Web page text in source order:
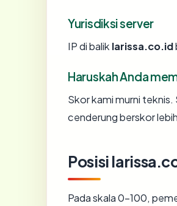
Yurisdiksi server
IP di balik larissa.co.id
Haruskah Anda
Skor kami murni
cenderung berskor
Posisi
Pada skala 0-100,